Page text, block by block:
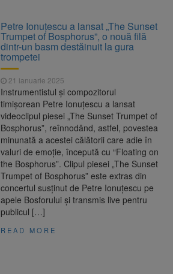
Petre Ionuțescu a lansat „The Sunset
Trumpet of Bosphorus”, o nouă filă
dintr-un basm destăinuit la gura
trompetei
21 ianuarie 2025
Instrumentistul și compozitorul
timișorean Petre Ionuțescu a lansat
videoclipul piesei „The Sunset Trumpet of
Bosphorus”, reînnodând, astfel, povestea
minunată a acestei călătorii care adie în
valuri de emoție, începută cu “Floating on
the Bosphorus”. Clipul piesei „The Sunset
Trumpet of Bosphorus” este extras din
concertul susținut de Petre Ionuțescu pe
apele Bosforului și transmis live pentru
publicul […]
READ MORE